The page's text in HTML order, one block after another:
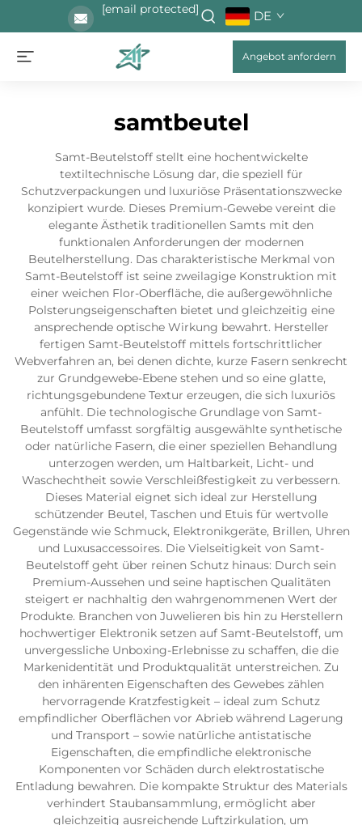
[email protected] DE
Angebot anfordern
samtbeutel
Samt-Beutelstoff stellt eine hochentwickelte
textiltechnische Lösung dar, die speziell für
Schutzverpackungen und luxuriöse Präsentationszwecke
konzipiert wurde. Dieses Premium-Gewebe vereint die
elegante Ästhetik traditionellen Samts mit den
funktionalen Anforderungen der modernen
Beutelherstellung. Das charakteristische Merkmal von
Samt-Beutelstoff ist seine zweilagige Konstruktion mit
einer weichen Flor-Oberfläche, die außergewöhnliche
Polsterungseigenschaften bietet und gleichzeitig eine
ansprechende optische Wirkung bewahrt. Hersteller
fertigen Samt-Beutelstoff mittels fortschrittlicher
Webverfahren an, bei denen dichte, kurze Fasern senkrecht
zur Grundgewebe-Ebene stehen und so eine glatte,
richtungsgebundene Textur erzeugen, die sich luxuriös
anfühlt. Die technologische Grundlage von Samt-
Beutelstoff umfasst sorgfältig ausgewählte synthetische
oder natürliche Fasern, die einer speziellen Behandlung
unterzogen werden, um Haltbarkeit, Licht- und
Waschechtheit sowie Verschleißfestigkeit zu verbessern.
Dieses Material eignet sich ideal zur Herstellung
schützender Beutel, Taschen und Etuis für wertvolle
Gegenstände wie Schmuck, Elektronikgeräte, Brillen, Uhren
und Luxusaccessoires. Die Vielseitigkeit von Samt-
Beutelstoff geht über reinen Schutz hinaus: Durch sein
Premium-Aussehen und seine haptischen Qualitäten
steigert er nachhaltig den wahrgenommenen Wert der
Produkte. Branchen von Juwelieren bis hin zu Herstellern
hochwertiger Elektronik setzen auf Samt-Beutelstoff, um
unvergessliche Unboxing-Erlebnisse zu schaffen, die die
Markenidentität und Produktqualität unterstreichen. Zu
den inhärenten Eigenschaften des Gewebes zählen
hervorragende Kratzfestigkeit – ideal zum Schutz
empfindlicher Oberflächen vor Abrieb während Lagerung
und Transport – sowie natürliche antistatische
Eigenschaften, die empfindliche elektronische
Komponenten vor Schäden durch elektrostatische
Entladung bewahren. Die kompakte Struktur des Materials
verhindert Staubansammlung, ermöglicht aber
gleichzeitig ausreichende Luftzirkulation, um